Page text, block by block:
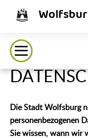
Die Stadt Wolfsburg
personenbezogenen
Sie wissen, wann wir